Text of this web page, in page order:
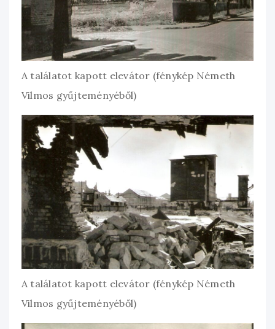
A találatot kapott elevátor (fénykép Németh
Vilmos gyűjteményéből)
A találatot kapott elevátor (fénykép Németh
Vilmos gyűjteményéből)